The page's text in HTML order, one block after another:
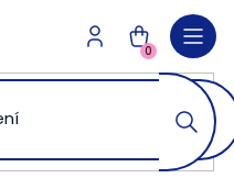
NÁKUPNÍ
KOŠÍK
0